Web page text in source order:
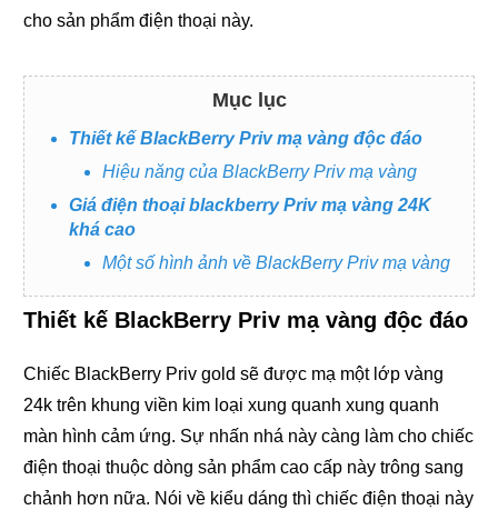
cho sản phẩm điện thoại này.
Mục lục
Thiết kế BlackBerry Priv mạ vàng độc đáo
Hiệu năng của BlackBerry Priv mạ vàng
Giá điện thoại blackberry Priv mạ vàng 24K
khá cao
Một số hình ảnh về BlackBerry Priv mạ vàng
Thiết kế BlackBerry Priv mạ vàng độc đáo
Chiếc BlackBerry Priv gold sẽ được mạ một lớp vàng
24k trên khung viền kim loại xung quanh xung quanh
màn hình cảm ứng. Sự nhấn nhá này càng làm cho chiếc
điện thoại thuộc dòng sản phẩm cao cấp này trông sang
chảnh hơn nữa. Nói về kiểu dáng thì chiếc điện thoại này